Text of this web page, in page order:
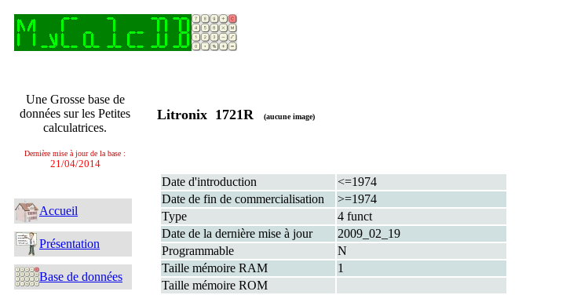
Une Grosse base de
données sur les Petites
calculatrices.
Dernière mise à jour de la base :
21/04/2014
Accueil
Présentation
Base de données
Litronix 1721R (aucune image)
Date d'introduction
<=1974
Date de fin de commercialisation
>=1974
Type
4 funct
Date de la dernière mise à jour
2009_02_19
Programmable
N
Taille mémoire RAM
1
Taille mémoire ROM